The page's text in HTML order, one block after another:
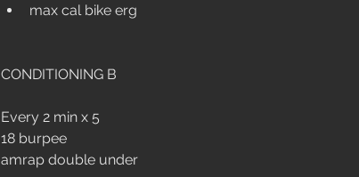
max cal bike erg
CONDITIONING B
Every 2 min x 5
18 burpee
amrap double under